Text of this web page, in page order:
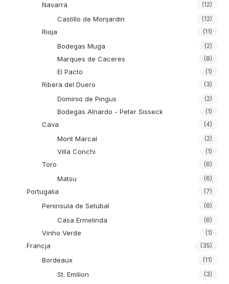
Navarra (12)
Castillo de Monjardin (12)
Rioja (11)
Bodegas Muga (2)
Marques de Caceres (8)
El Pacto (1)
Ribera del Duero (3)
Dominio de Pingus (2)
Bodegas Alnardo - Peter Sisseck (1)
Cava (4)
Mont Marcal (2)
Villa Conchi (1)
Toro (6)
Matsu (6)
Portugalia (7)
Peninsula de Setubal (6)
Casa Ermelinda (6)
Vinho Verde (1)
Francja (35)
Bordeaux (11)
St. Emilion (3)